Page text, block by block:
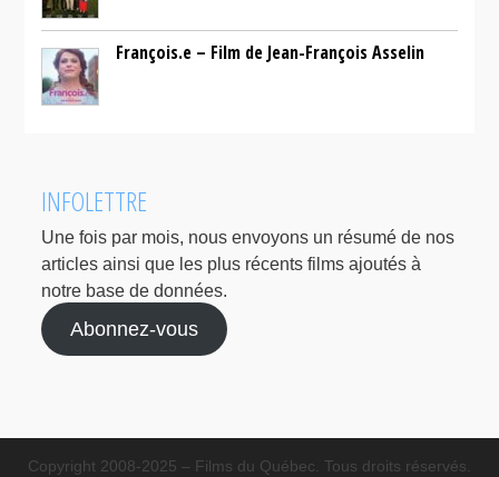
François.e – Film de Jean-François Asselin
INFOLETTRE
Une fois par mois, nous envoyons un résumé de nos
articles ainsi que les plus récents films ajoutés à
notre base de données.
Abonnez-vous
Copyright 2008-2025 – Films du Québec. Tous droits réservés.